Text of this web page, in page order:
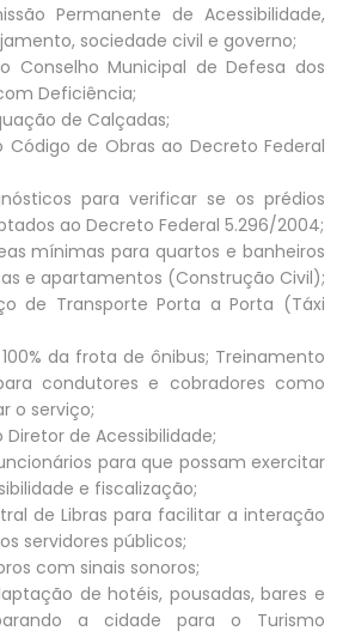
Permanente de Acessibilidade,
sociedade civil e governo;
Municipal de Defesa dos
Deficiência;
de Calçadas;
de Obras ao Decreto Federal
para verificar se os prédios
ao Decreto Federal 5.296/2004;
mínimas para quartos e banheiros
e apartamentos (Construção Civil);
Transporte Porta a Porta (Táxi
da frota de ônibus; Treinamento
condutores e cobradores como
o serviço;
de Acessibilidade;
para que possam exercitar
e fiscalização;
de Libras para facilitar a interação
servidores públicos;
com sinais sonoros;
de hotéis, pousadas, bares e
a cidade para o Turismo